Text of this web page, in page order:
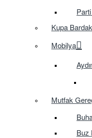
Kupa Bardak
Mobilya
Mutfak
Buz